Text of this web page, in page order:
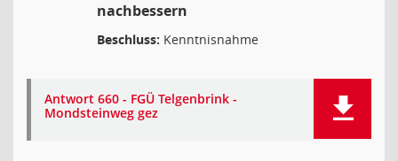
nachbessern
Beschluss: Kenntnisnahme
Antwort 660 - FGÜ Telgenbrink -
Mondsteinweg gez